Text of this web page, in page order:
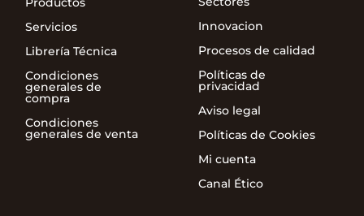
Servicios
Librería Técnica
Condiciones
generales de
compra
Condiciones
generales de venta
Innovacion
Procesos de calidad
Políticas de
privacidad
Aviso legal
Políticas de Cookies
Mi cuenta
Canal Ético